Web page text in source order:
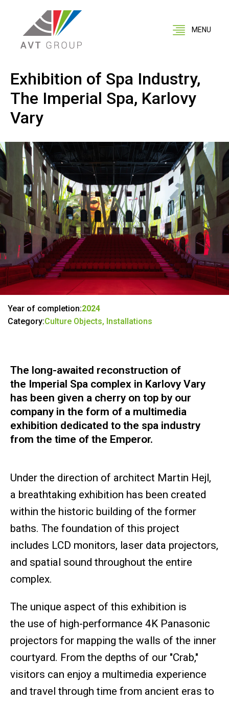
MENU
Exhibition of Spa Industry,
The Imperial Spa, Karlovy
Vary
Year of completion:2024
Category:Culture Objects, Installations
The long-awaited reconstruction of
the Imperial Spa complex in Karlovy Vary
has been given a cherry on top by our
company in the form of a multimedia
exhibition dedicated to the spa industry
from the time of the Emperor.
Under the direction of architect Martin Hejl,
a breathtaking exhibition has been created
within the historic building of the former
baths. The foundation of this project
includes LCD monitors, laser data projectors,
and spatial sound throughout the entire
complex.
The unique aspect of this exhibition is
the use of high-performance 4K Panasonic
projectors for mapping the walls of the inner
courtyard. From the depths of our "Crab,"
visitors can enjoy a multimedia experience
and travel through time from ancient eras to